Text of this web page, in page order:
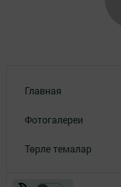
Главная
Фотогалереи
Төрле темалар